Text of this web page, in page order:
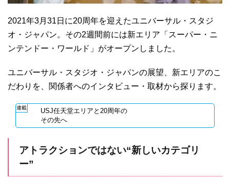
2021年3月31日に20周年を迎えたユニバーサル・スタジ
オ・ジャパン。その2週間前には新エリア「スーパー・ニ
ンテンドー・ワールド」がオープンしました。
ユニバーサル・スタジオ・ジャパンの展望、新エリアのこ
だわりを、関係者へのインタビュー・取材から探ります。
連載
USJ任天堂エリアと20周年の
その先へ
アトラクションではない“新しいカテゴリ
ー”